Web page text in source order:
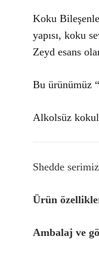
Koku
yapısı, koku
Zeyd esans
Bu ürünümüz
Alkolsüz
Shedde
Ürün
Ambalaj ve